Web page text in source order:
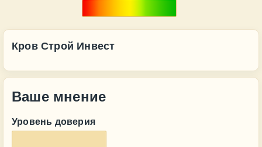
Кров Строй Инвест
Ваше мнение
Уровень доверия